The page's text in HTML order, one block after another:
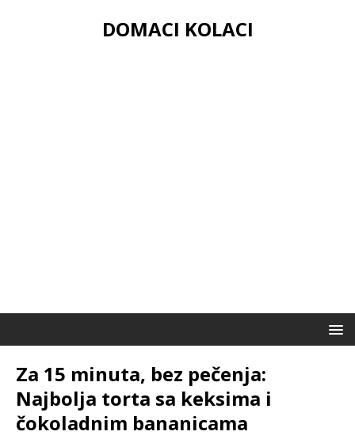
DOMACI KOLACI
Za 15 minuta, bez pečenja:
Najbolja torta sa keksima i
čokoladnim bananicama